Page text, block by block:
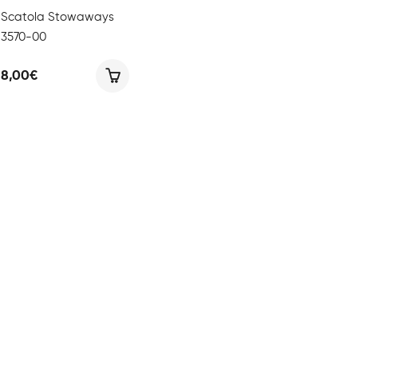
Scatola Stowaways
3570-00
8,00€